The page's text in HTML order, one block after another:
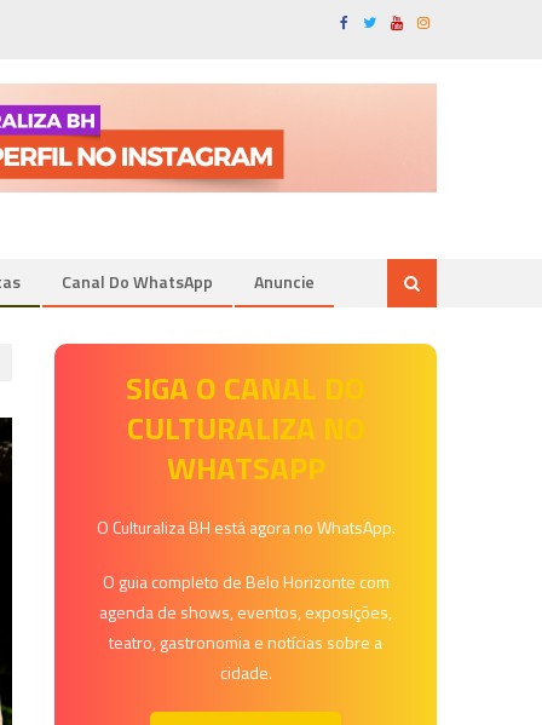
Canal Do WhatsApp Anuncie
SIGA O CANAL DO
CULTURALIZA NO
WHATSAPP
O Culturaliza BH está agora no WhatsApp.
O guia completo de Belo Horizonte com
agenda de shows, eventos, exposições,
teatro, gastronomia e notícias sobre a
cidade.